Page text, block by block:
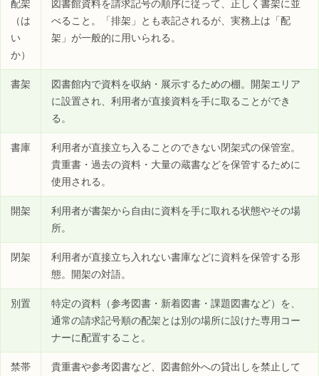
配架
（は
い
か）
図書館資料を請求記号の順序に従って、正しく書架に並
べること。「排架」とも表記されるが、実務上は「配
架」が一般的に用いられる。
書架
図書館内で資料を収納・展示するための棚。開架エリア
に設置され、利用者が直接資料を手に取ることができ
る。
書庫
利用者が直接立ち入ることのできない閉架式の保管室。
貴重書・過去の資料・大量の蔵書などを保管するために
使用される。
開架
利用者が書架から自由に資料を手に取れる状態やその場
所。
閉架
利用者が直接立ち入れない書庫などに資料を保管する形
態。開架の対語。
別置
特定の資料（参考図書・新着図書・課題図書など）を、
通常の請求記号順の配架とは別の場所に設けた専用コー
ナーに配置すること。
禁帯
貴重書や参考図書など、図書館外への貸出しを禁止して